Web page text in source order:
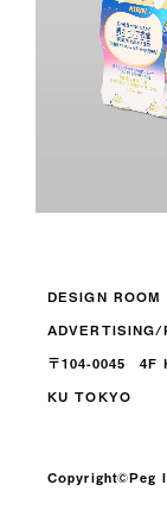
DESIGN
〒104-0045 4F
KU TOKYO
Copyright©️Peg